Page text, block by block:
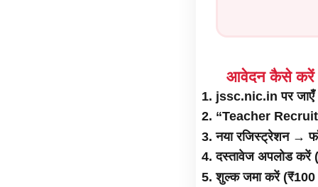
आवेदन कैसे करें
jssc.nic.in पर जाएँ
“Teacher
नया रजिस्ट्रेशन →
दस्तावेज अपलोड करें
शुल्क जमा करें (₹100